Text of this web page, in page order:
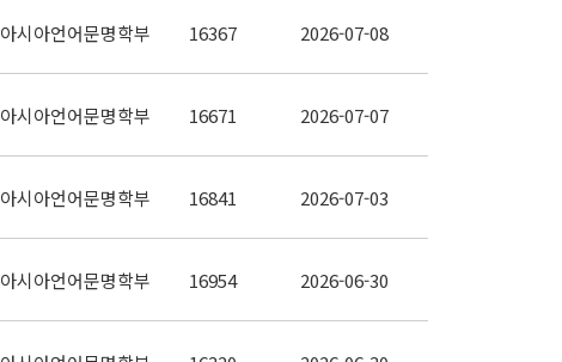
아시아언어문명학부 16367 2026-07-08
아시아언어문명학부 16671 2026-07-07
아시아언어문명학부 16841 2026-07-03
아시아언어문명학부 16954 2026-06-30